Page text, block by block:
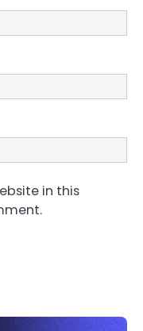
in this